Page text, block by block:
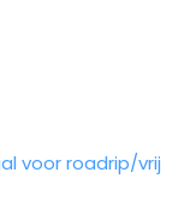
voor roadrip/vrij